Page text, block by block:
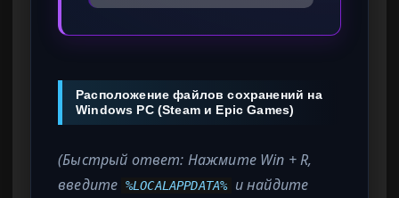
Расположение файлов сохранений на
Windows PC (Steam и Epic Games)
(Быстрый ответ: Нажмите Win + R,
введите %LOCALAPPDATA%
и найдите